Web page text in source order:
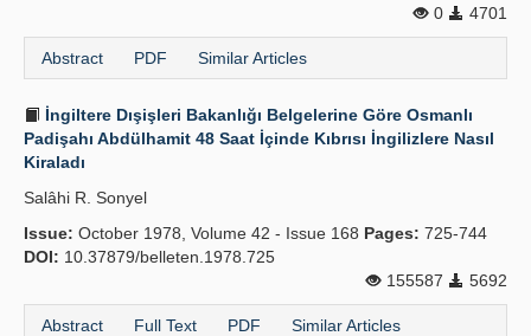
0
4701
Abstract PDF Similar Articles
İngiltere Dışişleri Bakanlığı Belgelerine Göre Osmanlı
Padişahı Abdülhamit 48 Saat İçinde Kıbrısı İngilizlere Nasıl
Kiraladı
Salâhi R. Sonyel
Issue: October 1978, Volume 42 - Issue 168 Pages: 725-744
DOI: 10.37879/belleten.1978.725
155587
5692
Abstract Full Text PDF Similar Articles